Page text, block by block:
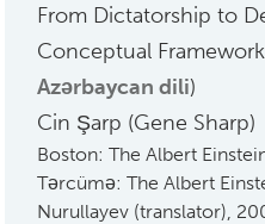
From Dictatorship to
Conceptual
Azərbaycan dili)
Cin Şarp (Gene Sharp)
Boston: The Albert
Tərcümə: The Albert
Nurullayev (translator),